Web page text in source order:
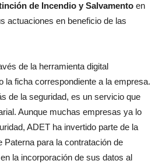
de Incendio y Salvamento en
actuaciones en beneficio de las
de la herramienta digital
la ficha correspondiente a la empresa.
de la seguridad, es un servicio que
Aunque muchas empresas ya lo
ADET ha invertido parte de la
para la contratación de
la incorporación de sus datos al